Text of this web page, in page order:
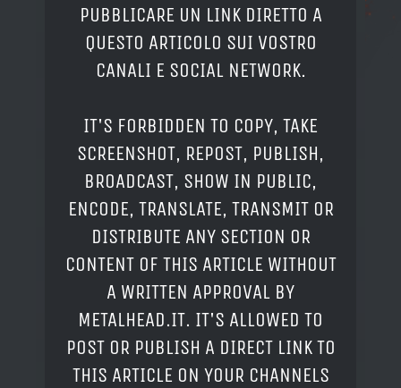
PUBBLICARE UN LINK DIRETTO A
QUESTO ARTICOLO SUI VOSTRO
CANALI E SOCIAL NETWORK.
IT'S FORBIDDEN TO COPY, TAKE
SCREENSHOT, REPOST, PUBLISH,
BROADCAST, SHOW IN PUBLIC,
ENCODE, TRANSLATE, TRANSMIT OR
DISTRIBUTE ANY SECTION OR
CONTENT OF THIS ARTICLE WITHOUT
A WRITTEN APPROVAL BY
METALHEAD.IT. IT'S ALLOWED TO
POST OR PUBLISH A DIRECT LINK TO
THIS ARTICLE ON YOUR CHANNELS